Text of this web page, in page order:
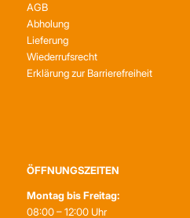
AGB
Abholung
Lieferung
Wiederrufsrecht
Erklärung zur Barrierefreiheit
ÖFFNUNGSZEITEN
Montag bis Freitag:
08:00 – 12:00 Uhr